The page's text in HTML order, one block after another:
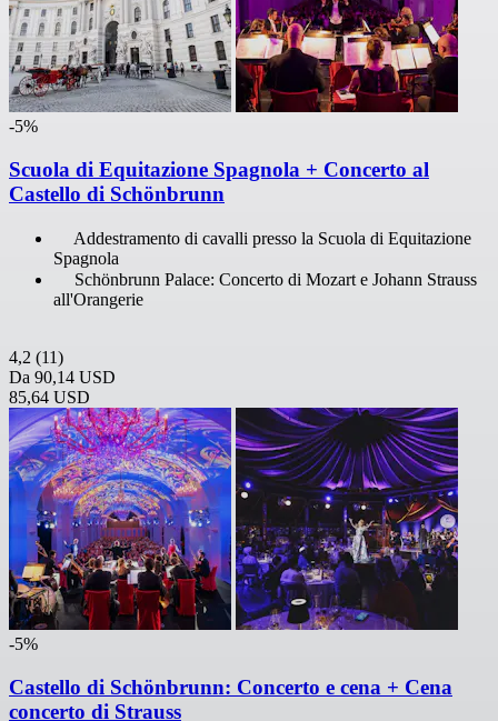
-5%
Scuola di Equitazione Spagnola + Concerto al
Castello di Schönbrunn
Addestramento di cavalli presso la Scuola di Equitazione
Spagnola
Schönbrunn Palace: Concerto di Mozart e Johann Strauss
all'Orangerie
4,2 (11)
Da 90,14 USD
85,64 USD
-5%
Castello di Schönbrunn: Concerto e cena + Cena
concerto di Strauss